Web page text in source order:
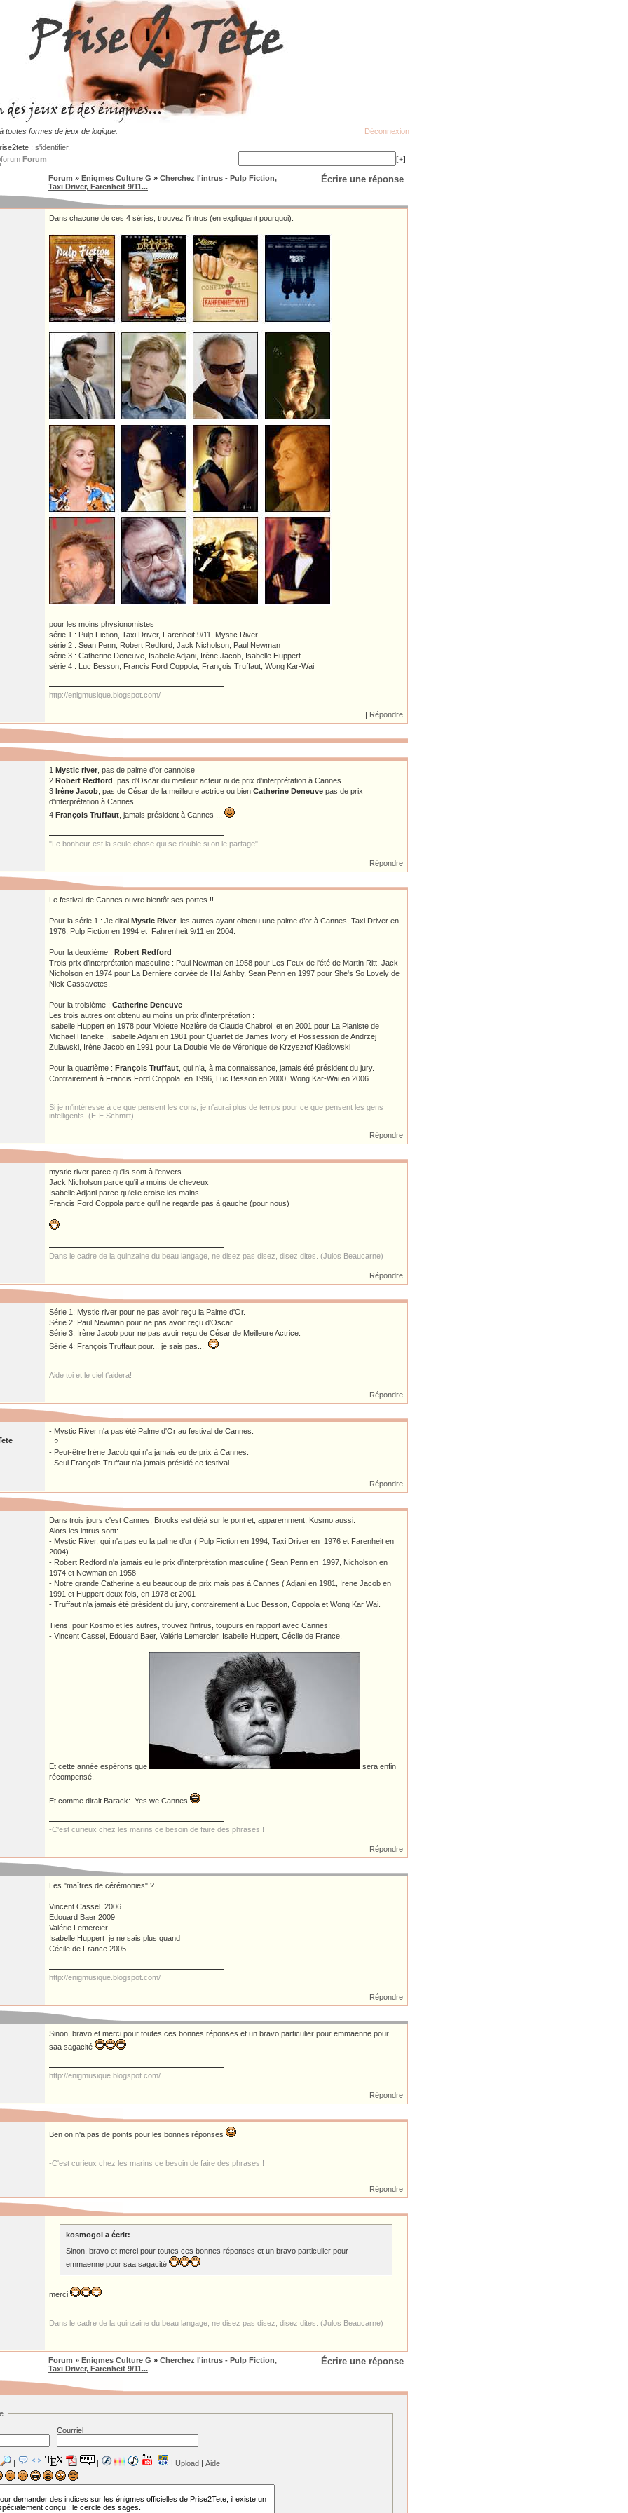
toutes formes de jeux de logique.
Déconnexion
: s'identifier.
Forum [+]
Écrire une réponse
Forum » Enigmes Culture G » Cherchez l'intrus - Pulp Fiction,
Taxi Driver, Farenheit 9/11...
Dans chacune de ces 4 séries, trouvez l'intrus (en expliquant pourquoi).
pour les moins physionomistes
série 1 : Pulp Fiction, Taxi Driver, Farenheit 9/11, Mystic River
série 2 : Sean Penn, Robert Redford, Jack Nicholson, Paul Newman
série 3 : Catherine Deneuve, Isabelle Adjani, Irène Jacob, Isabelle Huppert
série 4 : Luc Besson, Francis Ford Coppola, François Truffaut, Wong Kar-Wai
http://enigmusique.blogspot.com/
| Répondre
1 Mystic river , pas de palme d'or cannoise
2 Robert Redford , pas d'Oscar du meilleur acteur ni de prix d'interprétation à Cannes
3 Irène Jacob , pas de César de la meilleure actrice ou bien Catherine Deneuve pas de prix
d'interprétation à Cannes
4 François Truffaut , jamais président à Cannes ...
"Le bonheur est la seule chose qui se double si on le partage"
Répondre
Le festival de Cannes ouvre bientôt ses portes !!
Pour la série 1 : Je dirai Mystic River , les autres ayant obtenu une palme d’or à Cannes, Taxi Driver en
1976, Pulp Fiction en 1994 et Fahrenheit 9/11 en 2004.
Pour la deuxième : Robert Redford
Trois prix d’interprétation masculine : Paul Newman en 1958 pour Les Feux de l'été de Martin Ritt, Jack
Nicholson en 1974 pour La Dernière corvée de Hal Ashby, Sean Penn en 1997 pour She's So Lovely de
Nick Cassavetes.
Pour la troisième : Catherine Deneuve
Les trois autres ont obtenu au moins un prix d’interprétation :
Isabelle Huppert en 1978 pour Violette Nozière de Claude Chabrol et en 2001 pour La Pianiste de
Michael Haneke , Isabelle Adjani en 1981 pour Quartet de James Ivory et Possession de Andrzej
Zulawski, Irène Jacob en 1991 pour La Double Vie de Véronique de Krzysztof Kieślowski
Pour la quatrième : François Truffaut , qui n’a, à ma connaissance, jamais été président du jury.
Contrairement à Francis Ford Coppola en 1996, Luc Besson en 2000, Wong Kar-Wai en 2006
Si je m'intéresse à ce que pensent les cons, je n'aurai plus de temps pour ce que pensent les gens
intelligents. (E-E Schmitt)
Répondre
mystic river parce qu'ils sont à l'envers
Jack Nicholson parce qu'il a moins de cheveux
Isabelle Adjani parce qu'elle croise les mains
Francis Ford Coppola parce qu'il ne regarde pas à gauche (pour nous)
Dans le cadre de la quinzaine du beau langage, ne disez pas disez, disez dites. (Julos Beaucarne)
Répondre
Série 1: Mystic river pour ne pas avoir reçu la Palme d'Or.
Série 2: Paul Newman pour ne pas avoir reçu d'Oscar.
Série 3: Irène Jacob pour ne pas avoir reçu de César de Meilleure Actrice.
Série 4: François Truffaut pour... je sais pas...
Aide toi et le ciel t'aidera!
Répondre
- Mystic River n'a pas été Palme d'Or au festival de Cannes.
- ?
- Peut-être Irène Jacob qui n'a jamais eu de prix à Cannes.
- Seul François Truffaut n'a jamais présidé ce festival.
Répondre
Dans trois jours c'est Cannes, Brooks est déjà sur le pont et, apparemment, Kosmo aussi.
Alors les intrus sont:
- Mystic River, qui n'a pas eu la palme d'or ( Pulp Fiction en 1994, Taxi Driver en 1976 et Farenheit en
2004)
- Robert Redford n'a jamais eu le prix d'interprétation masculine ( Sean Penn en 1997, Nicholson en
1974 et Newman en 1958
- Notre grande Catherine a eu beaucoup de prix mais pas à Cannes ( Adjani en 1981, Irene Jacob en
1991 et Huppert deux fois, en 1978 et 2001
- Truffaut n'a jamais été président du jury, contrairement à Luc Besson, Coppola et Wong Kar Wai.
Tiens, pour Kosmo et les autres, trouvez l'intrus, toujours en rapport avec Cannes:
- Vincent Cassel, Edouard Baer, Valérie Lemercier, Isabelle Huppert, Cécile de France.
Et cette année espérons que
sera enfin
récompensé.
Et comme dirait Barack: Yes we Cannes
-C'est curieux chez les marins ce besoin de faire des phrases !
Répondre
Les "maîtres de cérémonies" ?
Vincent Cassel 2006
Edouard Baer 2009
Valérie Lemercier
Isabelle Huppert je ne sais plus quand
Cécile de France 2005
http://enigmusique.blogspot.com/
Répondre
Sinon, bravo et merci pour toutes ces bonnes réponses et un bravo particulier pour emmaenne pour
saa sagacité
http://enigmusique.blogspot.com/
Répondre
Ben on n'a pas de points pour les bonnes réponses
-C'est curieux chez les marins ce besoin de faire des phrases !
Répondre
kosmogol a écrit:
Sinon, bravo et merci pour toutes ces bonnes réponses et un bravo particulier pour
emmaenne pour saa sagacité
merci
Dans le cadre de la quinzaine du beau langage, ne disez pas disez, disez dites. (Julos Beaucarne)
Écrire une réponse
Forum » Enigmes Culture G » Cherchez l'intrus - Pulp Fiction,
Taxi Driver, Farenheit 9/11...
Courriel
| | | Upload | Aide